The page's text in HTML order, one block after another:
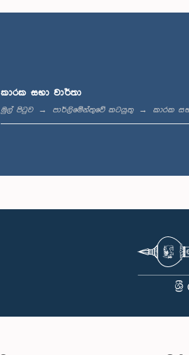
කාරක සභා වාර්තා
මුල් පිටුව පාර්ලිමේන්තුවේ කටයුතු කාරක